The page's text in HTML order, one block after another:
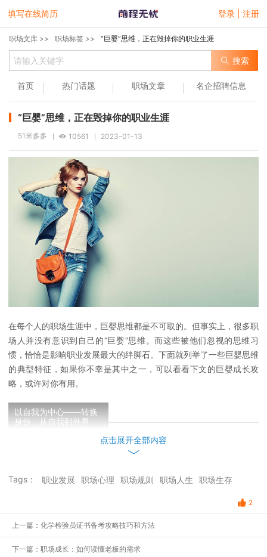
填写在线简历 登录 | 注册
职场文库 >> 职场标签 >> “巨婴”思维，正在毁掉你的职业生涯
搜索
首页 热门话题 职场文章 名企招聘信息
“巨婴”思维，正在毁掉你的职业生涯
51米多多 10561 2023-01-13
在每个人的职场生涯中，巨婴思维都是不可取的。但事实上，很多职
场人并没有意识到自己的“巨婴”思维。而这些被他们忽视的思维习
惯，恰恰是影响职业发展最大的绊脚石。下面就列举了一些巨婴思维
的典型特征，如果你不幸是其中之一，可以看看下文的巨婴成长攻
略，或许对你有用。
以自我为中心——转换
身份，从自我到外界
巨婴思维的一大典型特征就是，工作中总是以自我为出发点，常常认
为自己的观点就是对的，提出的建议就应该被采纳，麻烦别人的事情
高兴、甩脸色、认定别人对自己有意见等行为。
更应该学会把目光从自身转向外部世界，比如换位思考，从自
的“巨婴”思维。
点击展开全部内容
Tags： 职业发展 职场心理 职场规则 职场人生 职场生存
2
上一篇：化学检验员证书备考攻略技巧和方法
下一篇：职场成长：如何读懂老板的需求